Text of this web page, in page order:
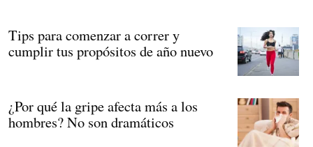
Tips para comenzar a correr y
cumplir tus propósitos de año nuevo
¿Por qué la gripe afecta más a los
hombres? No son dramáticos